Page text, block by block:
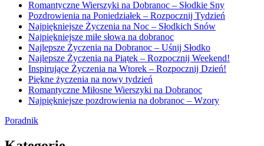
Romantyczne Wierszyki na Dobranoc – Słodkie Sny
Pozdrowienia na Poniedziałek – Rozpocznij Tydzień
Najpiękniejsze Życzenia na Noc – Słodkich Snów
Najpiękniejsze miłe słowa na dobranoc
Najlepsze Życzenia na Dobranoc – Uśnij Słodko
Najlepsze Życzenia na Piątek – Rozpocznij Weekend!
Inspirujące Życzenia na Wtorek – Rozpocznij Dzień!
Piękne życzenia na nowy tydzień
Romantyczne Miłosne Wierszyki na Dobranoc
Najpiękniejsze pozdrowienia na dobranoc – Wzory
Poradnik